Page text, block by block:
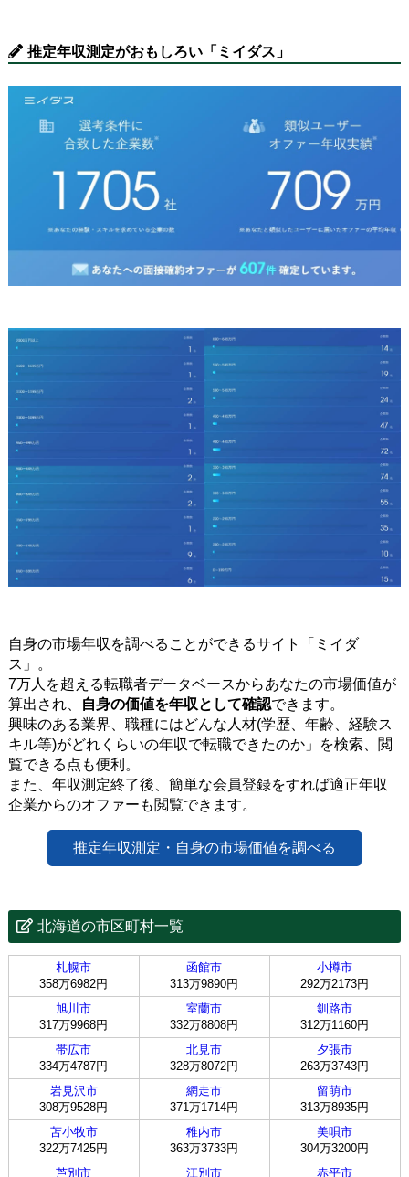
推定年収測定がおもしろい「ミイダス」
自身の市場年収を調べることができるサイト「ミイダ
ス」。
7万人を超える転職者データベースからあなたの市場価値が
算出され、
自身の価値を年収として確認できます。
興味のある業界、職種にはどんな人材(学歴、年齢、経験ス
キル等)がどれくらいの年収で転職できたのか」を検索、閲
覧できる点も便利。
また、年収測定終了後、簡単な会員登録をすれば適正年収
企業からのオファーも閲覧できます。
推定年収測定・自身の市場価値を調べる
北海道の市区町村一覧
札幌市
358万6982円
函館市
313万9890円
小樽市
292万2173円
旭川市
317万9968円
室蘭市
332万8808円
釧路市
312万1160円
帯広市
334万4787円
北見市
328万8072円
夕張市
263万3743円
岩見沢市
308万9528円
網走市
371万1714円
留萌市
313万8935円
苫小牧市
322万7425円
稚内市
363万3733円
美唄市
304万3200円
芦別市
江別市 赤平市